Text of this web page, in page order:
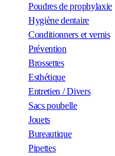
Poudres de prophylaxie
Hygiène dentaire
Conditionners et vernis
Prévention
Brossettes
Esthétique
Entretien / Divers
Sacs poubelle
Jouets
Bureautique
Pipettes